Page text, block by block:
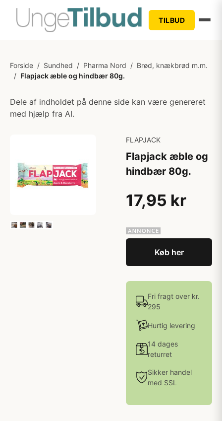
TILBUD
Forside / Sundhed / Pharma Nord / Brød, knækbrød m.m.
/ Flapjack æble og hindbær 80g.
Dele af indholdet på denne side kan være genereret
med hjælp fra AI.
FLAPJACK
Flapjack æble og
hindbær 80g.
17,95 kr
Køb her
Fri fragt over kr.
295
Hurtig levering
14 dages
returret
Sikker handel
med SSL